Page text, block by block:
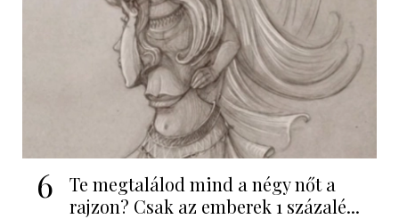
6
Te megtalálod mind a négy nőt a
rajzon? Csak az emberek 1 százalé...